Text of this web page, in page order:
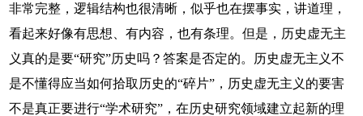
非常完整，逻辑结构也很清晰，似乎也在摆事实，讲道理，
看起来好像有思想、有内容，也有条理。但是，历史虚无主
义真的是要“研究”历史吗？答案是否定的。历史虚无主义不
是不懂得应当如何拾取历史的“碎片”，历史虚无主义的要害
不是真正要进行“学术研究”，在历史研究领域建立起新的理